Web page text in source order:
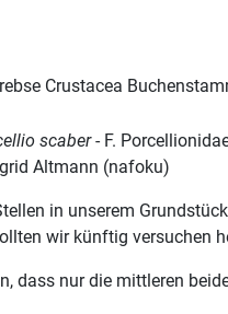
scaber- F.
Altmann (nafoku)
in unserem
wir künftig versuchen
dass nur die mittleren